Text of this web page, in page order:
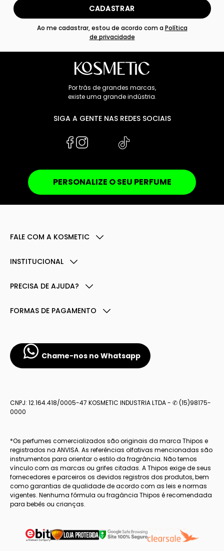
CADASTRAR
Ao me cadastrar, estou de acordo com aPolítica
de privacidade
Por trás de grandes marcas,
existe uma grande indústria.
SIGA A GENTE NAS REDES SOCIAIS
PERSONALIZE O SEU PERFUME
FALE COM A KOSMETIC
INSTITUCIONAL
PRECISA DE AJUDA?
FORMAS DE PAGAMENTO
Chame-nos no Whatsapp
CNPJ: 12.164.418/0005-47 KOSMETIC INDUSTRIA LTDA - ✆ (15)98175-
0000
*Os perfumes comercializados são originais da marca Thipos e
registrados na ANVISA. As referências olfativas mencionadas são
instrumentos para orientar o estilo da fragrância. Não temos
vínculo com as marcas ou grifes citadas. A Thipos exige de seus
fornecedores e parceiros os devidos registros dos produtos, bem
como garantias de qualidade de acordo com as leis e normas
vigentes. Nenhuma fórmula ou fragância Thipos é recomendada
para bebês ou crianças.